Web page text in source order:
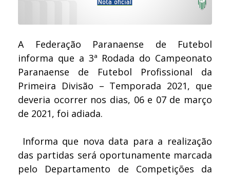
A Federação Paranaense de Futebol
informa que a 3ª Rodada do Campeonato
Paranaense de Futebol Profissional da
Primeira Divisão – Temporada 2021, que
deveria ocorrer nos dias, 06 e 07 de março
de 2021, foi adiada.
Informa que nova data para a realização
das partidas será oportunamente marcada
pelo Departamento de Competições da